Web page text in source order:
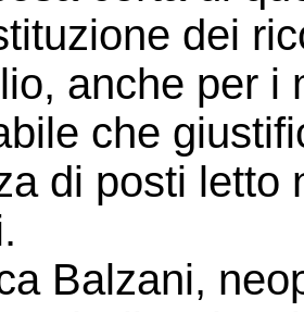
dei
anche per i
che
di posti letto
Balzani,